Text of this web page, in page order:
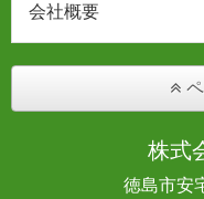
会社概要
株式
徳島市安